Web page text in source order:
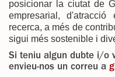
posicionar la ciutat de
empresarial, d'atracció
recerca, a més de
sigui més sostenible i
Si teniu algun dubte i/o
envieu-nos un correu a